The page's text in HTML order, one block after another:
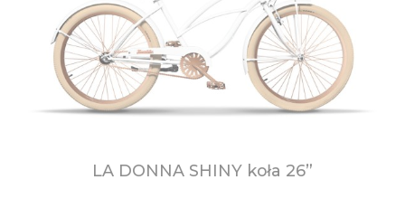
LA DONNA SHINY koła 26”